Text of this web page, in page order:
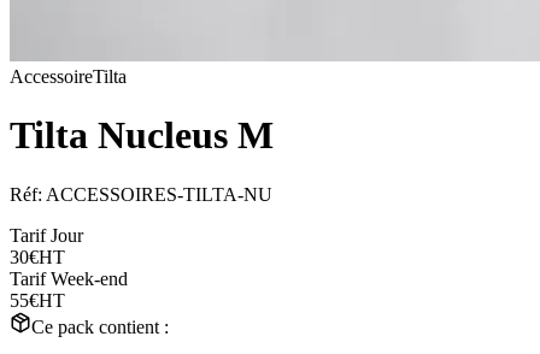
AccessoireTilta
Tilta Nucleus M
Réf: ACCESSOIRES-TILTA-NU
Tarif Jour
30€HT
Tarif Week-end
55€HT
Ce pack contient :